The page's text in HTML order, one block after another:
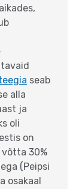
seab
alla
ja
oli
on
võtta 30%
(Peipsi
osakaal